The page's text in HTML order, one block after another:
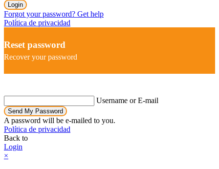
Login
Forgot your password? Get help
Política de privacidad
Reset password
Recover your password
Username or E-mail
Send My Password
A password will be e-mailed to you.
Política de privacidad
Back to
Login
×